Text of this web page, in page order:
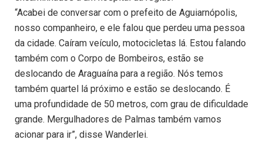
“Acabei de conversar com o prefeito de Aguiarnópolis,
nosso companheiro, e ele falou que perdeu uma pessoa
da cidade. Caíram veículo, motocicletas lá. Estou falando
também com o Corpo de Bombeiros, estão se
deslocando de Araguaína para a região. Nós temos
também quartel lá próximo e estão se deslocando. É
uma profundidade de 50 metros, com grau de dificuldade
grande. Mergulhadores de Palmas também vamos
acionar para ir”, disse Wanderlei.